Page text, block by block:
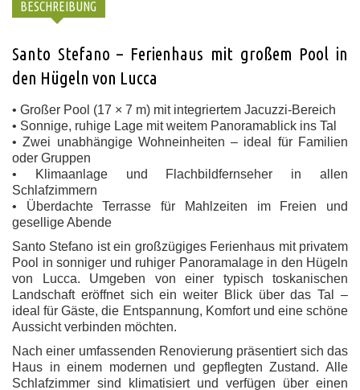
BESCHREIBUNG
Santo Stefano – Ferienhaus mit großem Pool in
den Hügeln von Lucca
• Großer Pool (17 × 7 m) mit integriertem Jacuzzi-Bereich
• Sonnige, ruhige Lage mit weitem Panoramablick ins Tal
• Zwei unabhängige Wohneinheiten – ideal für Familien
oder Gruppen
• Klimaanlage und Flachbildfernseher in allen
Schlafzimmern
• Überdachte Terrasse für Mahlzeiten im Freien und
gesellige Abende
Santo Stefano ist ein großzügiges Ferienhaus mit privatem
Pool in sonniger und ruhiger Panoramalage in den Hügeln
von Lucca. Umgeben von einer typisch toskanischen
Landschaft eröffnet sich ein weiter Blick über das Tal –
ideal für Gäste, die Entspannung, Komfort und eine schöne
Aussicht verbinden möchten.
Nach einer umfassenden Renovierung präsentiert sich das
Haus in einem modernen und gepflegten Zustand. Alle
Schlafzimmer sind klimatisiert und verfügen über einen